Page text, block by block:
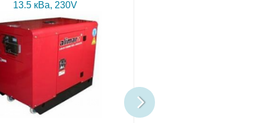
13.5 кВа, 230V